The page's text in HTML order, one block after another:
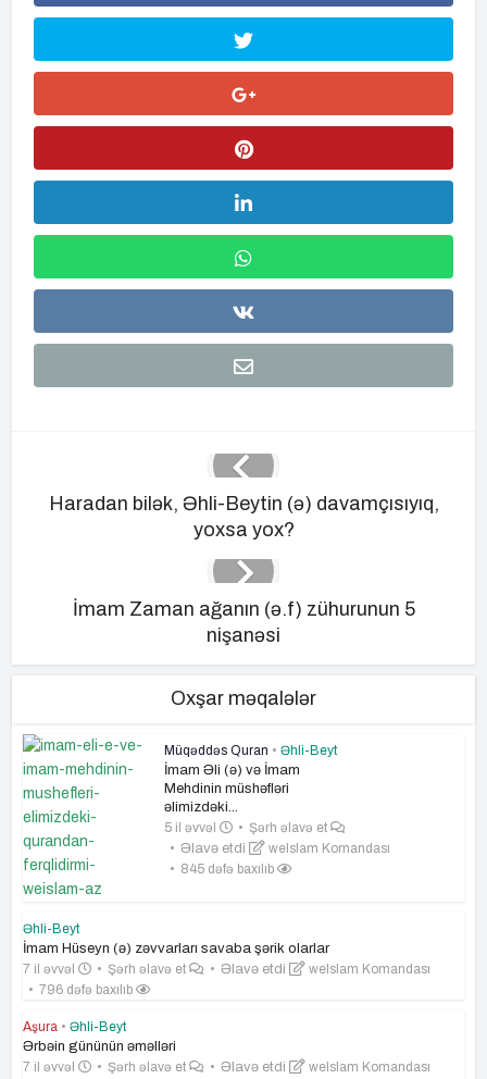
Haradan bilək, Əhli-Beytin (ə) davamçısıyıq,
yoxsa yox?
İmam Zaman ağanın (ə.f) zühurunun 5
nişanəsi
Oxşar məqalələr
Müqəddəs Quran • Əhli-Beyt
İmam Əli (ə) və İmam
Mehdinin müshəfləri
əlimizdəki...
5 il əvvəl
Şərh əlavə et
Əlavə etdi
weIslam Komandası
845 dəfə baxılıb
Əhli-Beyt
İmam Hüseyn (ə) zəvvarları savaba şərik olarlar
7 il əvvəl
Şərh əlavə et Əlavə etdi
weIslam Komandası
796 dəfə baxılıb
Aşura • Əhli-Beyt
Ərbəin gününün əməlləri
7 il əvvəl
Şərh əlavə et Əlavə etdi weIslam Komandası